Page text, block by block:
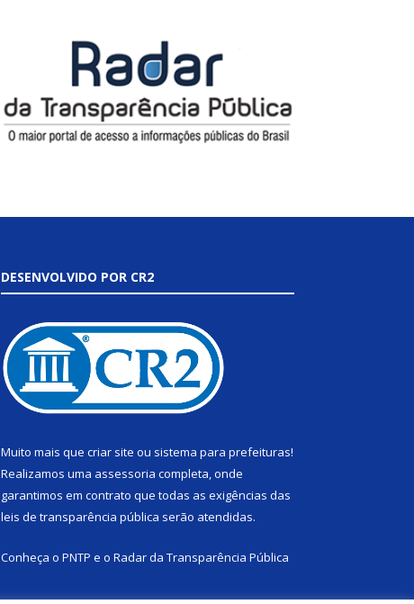
DESENVOLVIDO POR CR2
Muito mais que criar site ou sistema para prefeituras!
Realizamos uma assessoria completa, onde
garantimos em contrato que todas as exigências das
leis de transparência pública serão atendidas.
Conheça o PNTP e o Radar da Transparência Pública